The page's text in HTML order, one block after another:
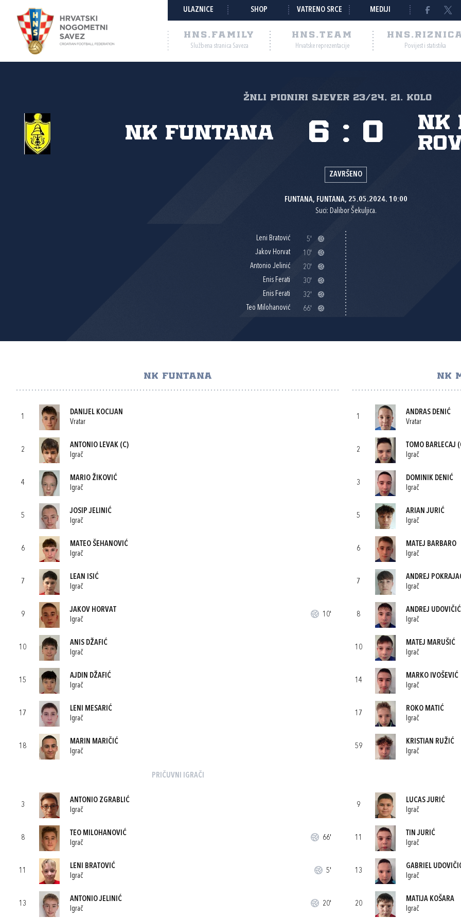
ULAZNICE SHOP VATRENO SRCE MEDIJI
HNS.FAMILY
Službena stranica Saveza
HNS.TEAM
Hrvatske reprezentacije Povijest i statistika
ŽNLI PIONIRI SJEVER 23/24, 21. kolo
NK Funtana 6 : 0
ZAVRŠENO
FUNTANA, FUNTANA, 25.05.2024. 10:00
Suci: Dalibor Šekuljica.
Leni Bratović
5'
Jakov Horvat
10'
Antonio Jelinić
20'
Enis Ferati
30'
Enis Ferati
32'
Teo Milohanović
66'
NK FUNTANA
1
DANIJEL KOCIJAN
Vratar
2
ANTONIO LEVAK (C)
Igrač
4
MARIO ŽIKOVIĆ
Igrač
5
JOSIP JELINIĆ
Igrač
6
MATEO ŠEHANOVIĆ
Igrač
7
LEAN ISIĆ
Igrač
9
JAKOV HORVAT
Igrač
10'
10
ANIS DŽAFIĆ
Igrač
15
AJDIN DŽAFIĆ
Igrač
17
LENI MESARIĆ
Igrač
18
MARIN MARIČIĆ
Igrač
PRIČUVNI IGRAČI
3
ANTONIO ZGRABLIĆ
Igrač
8
TEO MILOHANOVIĆ
Igrač
66'
11
LENI BRATOVIĆ
Igrač
5'
13
ANTONIO JELINIĆ
Igrač
20'
NK
1
ANDRAS DENIĆ
Vratar
2
TOMO BARLECAJ
Igrač
3
DOMINIK DENIĆ
Igrač
5
ARIAN JURIĆ
Igrač
6
MATEJ BARBARO
Igrač
7
ANDREJ
Igrač
8
ANDREJ UDOVIČIĆ
Igrač
10
MATEJ MARUŠIĆ
Igrač
14
MARKO IVOŠEVIĆ
Igrač
17
ROKO MATIĆ
Igrač
59
KRISTIAN RUŽIĆ
Igrač
9
LUCAS JURIĆ
Igrač
11
TIN JURIĆ
Igrač
13
GABRIEL
Igrač
20
MATIJA KOŠARA
Igrač